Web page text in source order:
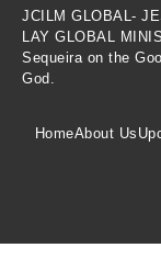
JCILM GLOBAL-
LAY GLOBAL
Sequeira on the
God.
HomeAbout Us